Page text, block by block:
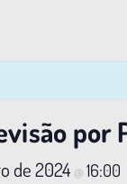
por
de 2024 @16:00